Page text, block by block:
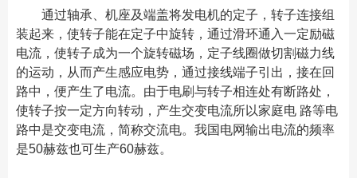
通过轴承、机座及端盖将发电机的定子，转子连接组
装起来，使转子能在定子中旋转，通过滑环通入一定励磁
电流，使转子成为一个旋转磁场，定子线圈做切割磁力线
的运动，从而产生感应电势，通过接线端子引出，接在回
路中，便产生了电流。由于电刷与转子相连处有断路处，
使转子按一定方向转动，产生交变电流所以家庭电 路等电
路中是交变电流，简称交流电。我国电网输出电流的频率
是50赫兹也可生产60赫兹。